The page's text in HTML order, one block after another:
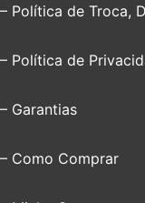
– Política de Troca,
– Política de
– Garantias
– Como Comprar